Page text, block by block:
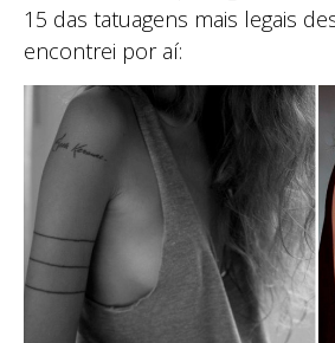
15 das tatuagens mais legais
encontrei por aí: